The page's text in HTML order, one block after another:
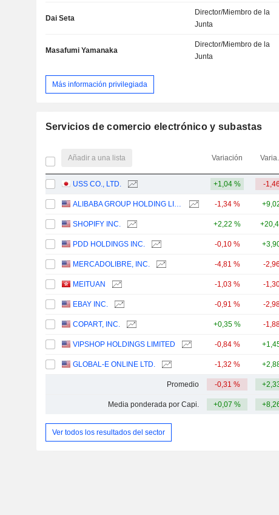
Dai Seta
Director/Miembro de la
Junta
Masafumi Yamanaka
Director/Miembro de la
Junta
Más información privilegiada
Servicios de comercio electrónico y subastas
Añadir a una lista Variación
USS CO., LTD. +1,04 % -
ALIBABA GROUP HOLDING LIMITED -1,34 %
SHOPIFY INC. +2,22 %
PDD HOLDINGS INC. -0,10 %
MERCADOLIBRE, INC. -4,81 % -
MEITUAN -1,03 % -
EBAY INC. -0,91 % -
COPART, INC. +0,35 % -
VIPSHOP HOLDINGS LIMITED -0,84 %
GLOBAL-E ONLINE LTD. -1,32 %
Promedio -0,31 %
Media ponderada por Capi. +0,07 %
Ver todos los resultados del sector